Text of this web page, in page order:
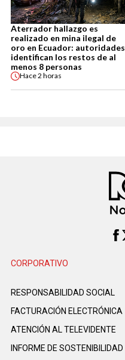
Aterrador hallazgo es
realizado en mina ilegal de
oro en Ecuador: autoridades
identifican los restos de al
menos 8 personas
Hace2 horas
CORPORATIVO
RESPONSABILIDAD SOCIAL
FACTURACIÓN ELECTRÓNICA
ATENCIÓN AL TELEVIDENTE
INFORME DE SOSTENIBILIDAD